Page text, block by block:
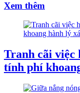
Xem thêm
Tranh cãi việc
tính phí